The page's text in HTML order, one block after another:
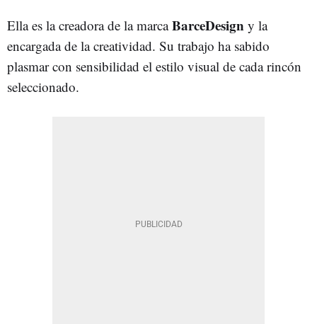
Ella es la creadora de la marcaBarceDesign y la
encargada de la creatividad. Su trabajo ha sabido
plasmar con sensibilidad el estilo visual de cada rincón
seleccionado.